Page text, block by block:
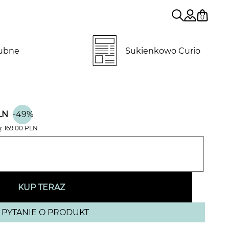
0
Sukienkowo Curio
-49%
169.00 PLN
KUP TERAZ
PYTANIE O PRODUKT